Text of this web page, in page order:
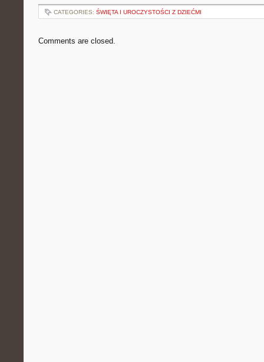
CATEGORIES: ŚWIĘTA I UROCZYSTOŚCI Z DZIEĆMI
Comments are closed.